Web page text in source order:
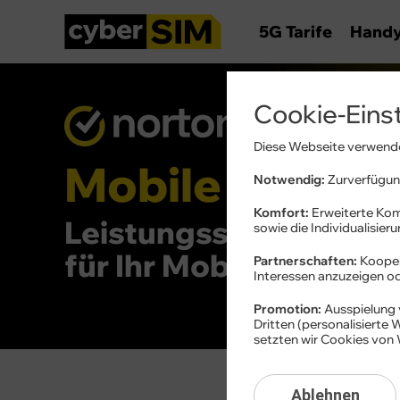
5G Tarife
Mobile
Leistungsstarker
für Ihr Mobilgerät
Cookie-
Diese Webseite
Notwendig:
Komfort: Erweiterte
sowie die
Partnerschaften:
Interessen anzuzeigen
Promotion:
Dritten (personalisierte
setzten wir Cookies von
Ablehnen